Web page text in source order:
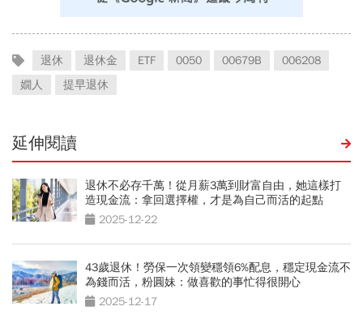
退休 退休金 ETF 0050 00679B
006208
嫺人
提早退休
延伸閱讀
退休不必存千萬！從月薪3萬到財富自由，她這樣打
造現金流：拿回選擇權，才是為自己而活的起點
2025-12-22
43歲退休！勞保一次領變穩領6%配息，穩定現金流不
為錢而活，粉圓妹：做喜歡的事忙得很開心
2025-12-17